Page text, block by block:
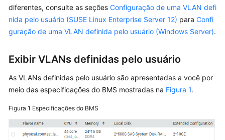
VLAN
definida
pelo
geral
de
VLAN
diferentes, consulte as seções Configuração de uma VLAN defi
nida pelo usuário (SUSE Linux Enterprise Server 12) para Confi
guração de uma VLAN definida pelo usuário (Windows Server).
Exibir VLANs definidas pelo usuário
As VLANs definidas pelo usuário são apresentadas a você por
meio das especificações do BMS mostradas na Figura 1.
Figura 1 Especificações do BMS